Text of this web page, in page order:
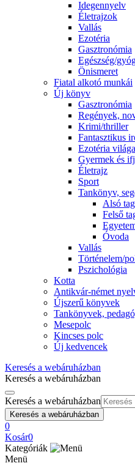
Idegennyelv
Életrajzok
Vallás
Ezotéria
Gasztronómia
Egészség/
Önismeret
Fiatal alkotó munkái
Új könyv
Gasztronómia
Regények,
Krimi/thriller
Fantasztikus
Ezotéria világa
Gyermek és
Életrajz
Sport
Tankönyv,
Alsó
Felső
Óvoda
Vallás
Történelem/
Pszichológia
Kotta
Antikvár-német
Újszerű könyvek
Tankönyvek,
Mesepolc
Kincses polc
Új kedvencek
Keresés a webáruházban
Keresés a webáruházban
Keresés a webáruházban
Keresés a webáruházban
0
Kosár0
Kategóriák
Menü